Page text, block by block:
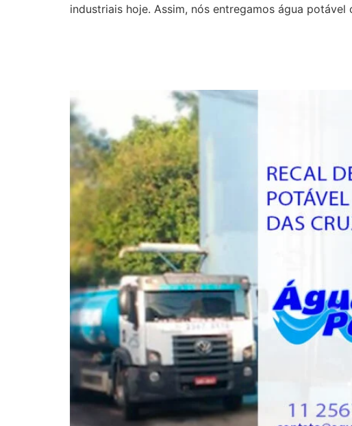
industriais hoje. Assim, nós entregamos água